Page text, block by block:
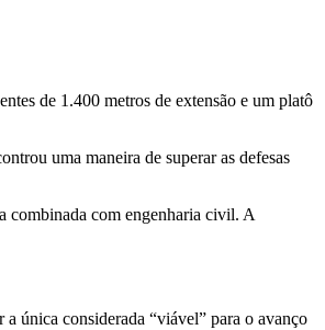
de 1.400 metros de extensão e um platô
uma maneira de superar as defesas
combinada com engenharia civil. A
única considerada “viável” para o avanço